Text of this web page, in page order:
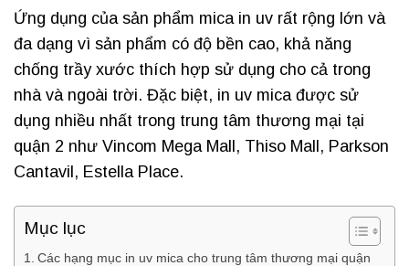
Ứng dụng của sản phẩm mica in uv rất rộng lớn và
đa dạng vì sản phẩm có độ bền cao, khả năng
chống trầy xước thích hợp sử dụng cho cả trong
nhà và ngoài trời. Đặc biệt, in uv mica được sử
dụng nhiều nhất trong trung tâm thương mại tại
quận 2 như Vincom Mega Mall, Thiso Mall, Parkson
Cantavil, Estella Place.
Mục lục
Các hạng mục in uv mica cho trung tâm thương mại quận